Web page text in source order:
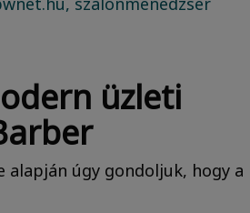
üzleti
alapján úgy gondoljuk, hogy a